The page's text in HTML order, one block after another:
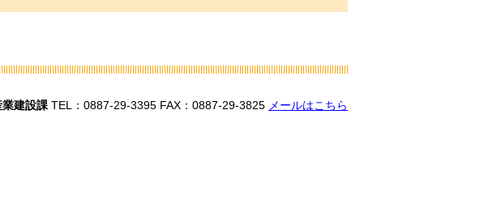
業建設課 TEL：0887-29-3395 FAX：0887-29-3825 メールはこちら